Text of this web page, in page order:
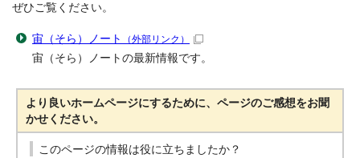
ぜひご覧ください。
宙（そら）ノート （外部リンク）
宙（そら）ノートの最新情報です。
より良いホームページにするために、ページのご感想をお聞
かせください。
このページの情報は役に立ちましたか？